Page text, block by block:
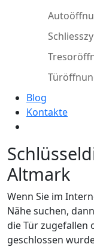
Blog
Kontakte
Altmark
Wenn Sie im
Nähe suchen,
die Tür zugefallen
geschlossen